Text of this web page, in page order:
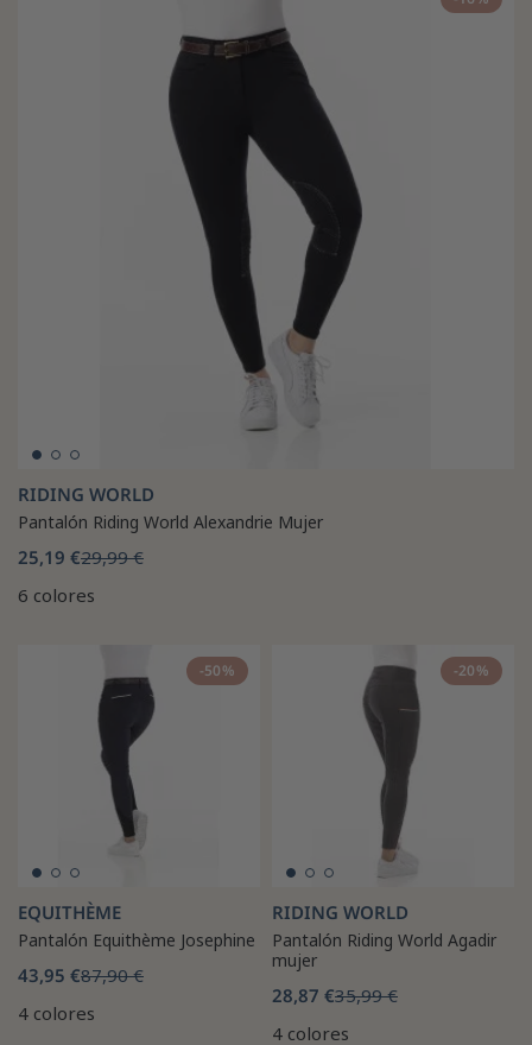
RIDING WORLD
Pantalón Riding World Alexandrie Mujer
25,19 €29,99 €
6 colores
-50%
EQUITHÈME
Pantalón Equithème Josephine
43,95 €87,90 €
4 colores
-20%
RIDING WORLD
Pantalón Riding World Agadir
mujer
28,87 €35,99 €
4 colores